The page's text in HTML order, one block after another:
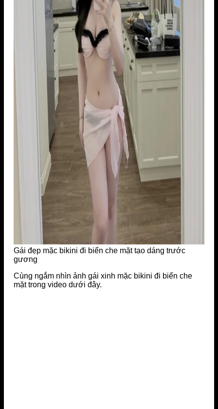
Gái đẹp mặc bikini đi biển che mặt tạo dáng trước
gương
Cùng ngắm nhìn ảnh gái xinh mặc bikini đi biển che
mặt trong video dưới đây.